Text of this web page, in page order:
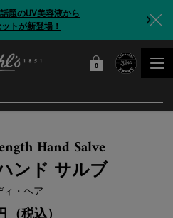
洗顔ブラシをプレゼント
カート
0
0 カート内の製品
Hand Salve
ンド サルブ
・ヘア
（税込）